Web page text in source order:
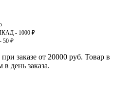
- 1000 ₽
50 ₽
заказе от 20000 руб. Товар в
день заказа.